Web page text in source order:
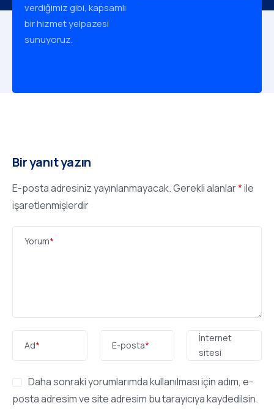
verdiğimiz gibi, kapsamlı
bir hizmet yelpazesi
sunuyoruz.
Bir yanıt yazın
E-posta adresiniz yayınlanmayacak.Gerekli alanlar*ile
işaretlenmişlerdir
Yorum*
Ad* E-posta*
İnternet
sitesi
Daha sonraki yorumlarımda kullanılması için adım, e-
posta adresim ve site adresim bu tarayıcıya kaydedilsin.